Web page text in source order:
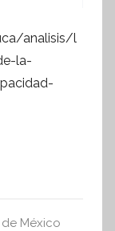
analisis/l
la-
México